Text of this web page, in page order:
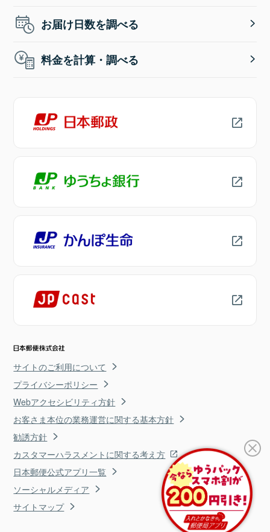
お届け日数を調べる
料金を計算・調べる
サイトのご利用について
プライバシーポリシー
Webアクセシビリティ方針
お客さま本位の業務運営に関する基本方針
勧誘方針
カスタマーハラスメントに関する考え方
日本郵便公式アプリ一覧
ソーシャルメディア
サイトマップ